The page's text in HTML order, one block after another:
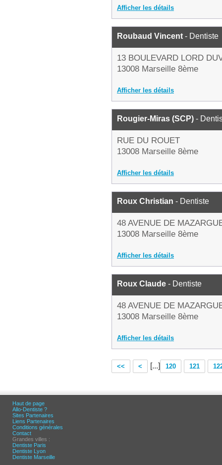
Afficher les détails
Roubaud Vincent - Dentiste
13 BOULEVARD LORD
13008 Marseille 8ème
Afficher les détails
Rougier-Miras (SCP) -
RUE DU ROUET
13008 Marseille 8ème
Afficher les détails
Roux Christian - Dentiste
48 AVENUE DE
13008 Marseille 8ème
Afficher les détails
Roux Claude - Dentiste
48 AVENUE DE
13008 Marseille 8ème
Afficher les détails
<< < [...] 120 121
Haut de page
Allo-Dentiste ?
Sites Partenaires
Liens Partenaires
Conditions générales
Contact
Grandes villes :
Dentiste Paris
Dentiste Lyon
Dentiste Marseille